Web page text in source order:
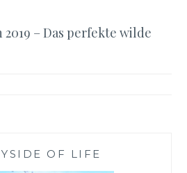
– Das perfekte wilde
OF LIFE